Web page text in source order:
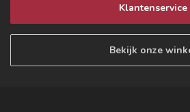
Klantenservice
Bekijk onze